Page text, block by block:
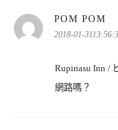
POM POM
示:
2018-01-
Rupinasu Inn /
網路嗎？